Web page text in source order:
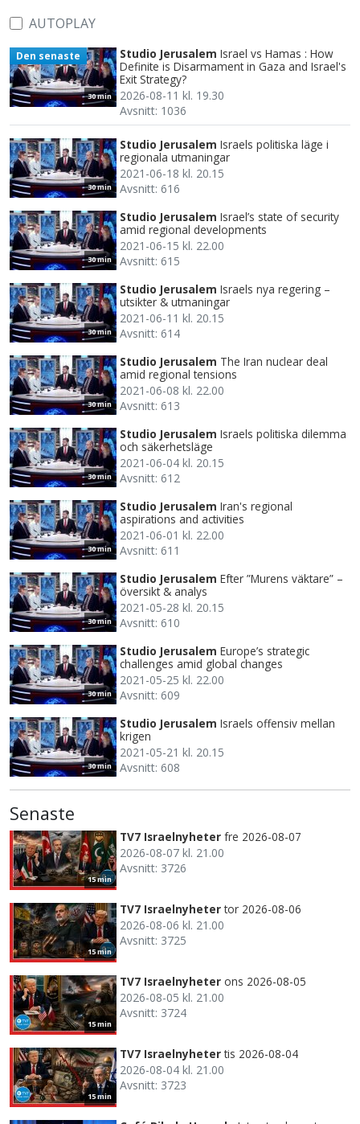
AUTOPLAY
30 min
Den senaste Studio Jerusalem Israel vs Hamas : How
Definite is Disarmament in Gaza and Israel's
Exit Strategy?
2026-08-11 kl. 19.30
Avsnitt: 1036
30 min
Studio Jerusalem Israels politiska läge i
regionala utmaningar
2021-06-18 kl. 20.15
Avsnitt: 616
30 min
Studio Jerusalem Israel’s state of security
amid regional developments
2021-06-15 kl. 22.00
Avsnitt: 615
30 min
Studio Jerusalem Israels nya regering –
utsikter & utmaningar
2021-06-11 kl. 20.15
Avsnitt: 614
30 min
Studio Jerusalem The Iran nuclear deal
amid regional tensions
2021-06-08 kl. 22.00
Avsnitt: 613
30 min
Studio Jerusalem Israels politiska dilemma
och säkerhetsläge
2021-06-04 kl. 20.15
Avsnitt: 612
30 min
Studio Jerusalem Iran's regional
aspirations and activities
2021-06-01 kl. 22.00
Avsnitt: 611
30 min
Studio Jerusalem Efter ”Murens väktare” –
översikt & analys
2021-05-28 kl. 20.15
Avsnitt: 610
30 min
Studio Jerusalem Europe’s strategic
challenges amid global changes
2021-05-25 kl. 22.00
Avsnitt: 609
30 min
Studio Jerusalem Israels offensiv mellan
krigen
2021-05-21 kl. 20.15
Avsnitt: 608
Senaste
15 min
TV7 Israelnyheter fre 2026-08-07
2026-08-07 kl. 21.00
Avsnitt: 3726
15 min
TV7 Israelnyheter tor 2026-08-06
2026-08-06 kl. 21.00
Avsnitt: 3725
15 min
TV7 Israelnyheter ons 2026-08-05
2026-08-05 kl. 21.00
Avsnitt: 3724
15 min
TV7 Israelnyheter tis 2026-08-04
2026-08-04 kl. 21.00
Avsnitt: 3723